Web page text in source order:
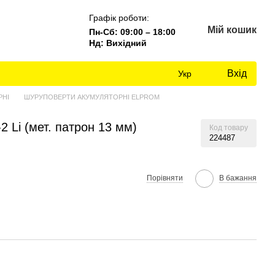
Графік роботи:
Пн-Сб: 09:00 – 18:00
Нд: Вихідний
Мій кошик
Укр Вхід
ШУРУПОВЕРТИ АКУМУЛЯТОРНІ ELPROM
Li (мет. патрон 13 мм) Код товару
224487
Порівняти В бажання